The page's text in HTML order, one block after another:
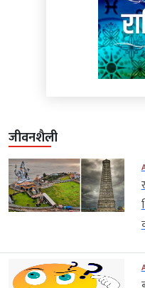
जीवनशैली